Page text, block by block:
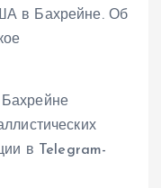
в Бахрейне. Об
в Telegram-